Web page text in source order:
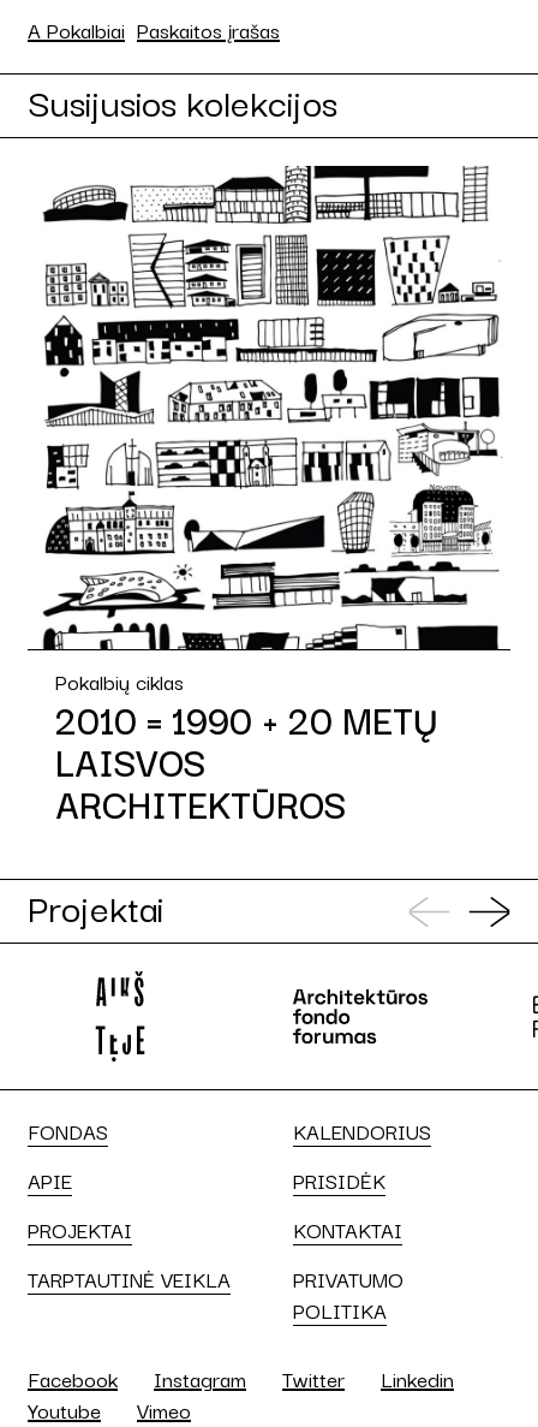
A Pokalbiai Paskaitos įrašas
Susijusios kolekcijos
Pokalbių ciklas
2010 = 1990 + 20 METŲ
LAISVOS
ARCHITEKTŪROS
Projektai
FONDAS
APIE
PROJEKTAI
TARPTAUTINĖ VEIKLA
KALENDORIUS
PRISIDĖK
KONTAKTAI
PRIVATUMO
POLITIKA
Facebook Instagram Twitter
Linkedin
Youtube
Vimeo